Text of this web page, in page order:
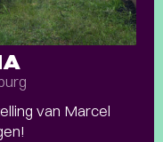
van Marcel